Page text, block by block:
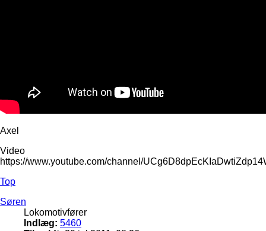
Axel
Video
https://www.youtube.com/channel/
Top
Søren
Lokomotivfører
Indlæg: 5460